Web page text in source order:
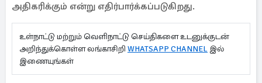
அதிகரிக்கும் என்று எதிர்பார்க்கப்படுகிறது.
உள்நாட்டு மற்றும் வெளிநாட்டு செய்திகளை உடனுக்குடன்
அறிந்துக்கொள்ள லங்காசிறி WHATSAPP CHANNEL இல்
இணையுங்கள்